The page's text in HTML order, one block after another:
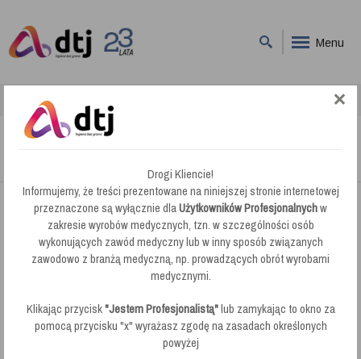
Menu
Drogi Kliencie!
Informujemy, że treści prezentowane na niniejszej stronie internetowej
przeznaczone są wyłącznie dlaUżytkowników Profesjonalnychw
zakresie wyrobów medycznych, tzn. w szczególności osób
wykonujących zawód medyczny lub w inny sposób związanych
zawodowo z branżą medyczną, np. prowadzących obrót wyrobami
medycznymi.
Klikając przycisk"Jestem Profesjonalistą"lub zamykając to okno za
pomocą przycisku "x" wyrażasz zgodę na zasadach określonych
powyżej